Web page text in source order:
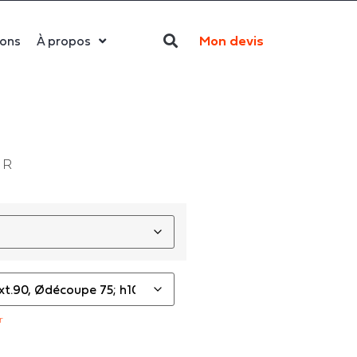
À propos Mon devis